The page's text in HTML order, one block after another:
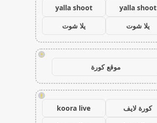
yalla shoot
yalla shoot
يلا شوت
يلا شوت
!
موقع كورة
!
كورة لايف
koora live